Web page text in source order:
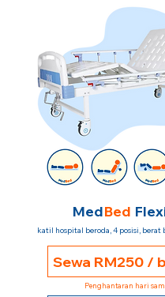
MedBed
katil hospital beroda, 4 posisi, berat
Sewa RM250 /
Penghantaran hari